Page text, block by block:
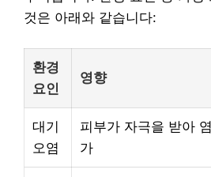
것은 아래와 같습니다:
환경
요인
영향
대기
오염
피부가 자극을 받아
가